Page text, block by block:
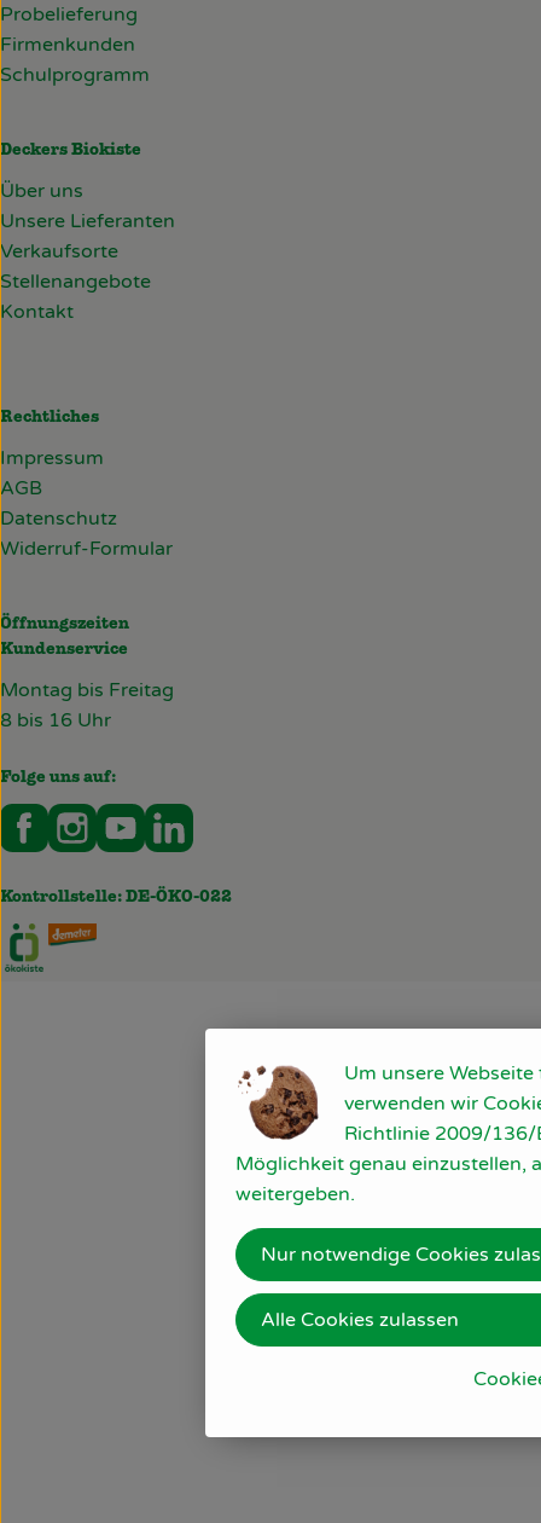
Probelieferung
Firmenkunden
Schulprogramm
Deckers Biokiste
Über uns
Unsere Lieferanten
Verkaufsorte
Stellenangebote
Kontakt
Rechtliches
Impressum
AGB
Datenschutz
Widerruf-Formular
Öffnungszeiten
Kundenservice
Montag bis Freitag
8 bis 16 Uhr
Folge uns auf:
Externer Link zu https://www.facebook.com/
Externer Link zu https://www.instagram.com/
Externer Link zu https://
Externer Link zu https://
Kontrollstelle: DE-ÖKO-022
Externer Link zu https://www.oekokiste.de/
Externer Link zu https://deckersbiohof.de/
Um unsere
verwenden wir
Richtlinie 2009/136/
Möglichkeit genau einzustellen,
weitergeben.
Nur notwendige Cookies
Alle Cookies zulassen